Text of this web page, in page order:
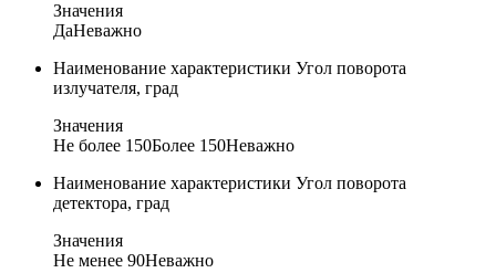
Значения
ДаНеважно
Наименование характеристики Угол поворота
излучателя, град
Значения
Не более 150Более 150Неважно
Наименование характеристики Угол поворота
детектора, град
Значения
Не менее 90Неважно